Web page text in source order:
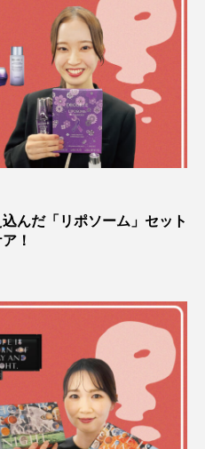
んだ「リポソーム」セット
！